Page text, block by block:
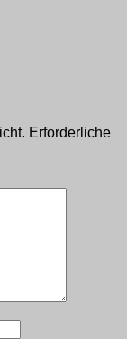
Erforderliche